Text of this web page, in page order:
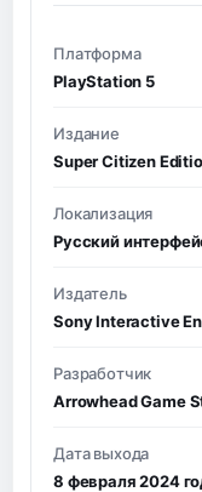
Платформа
PlayStation 5
Издание
Super Citizen
Локализация
Русский
Издатель
Sony Interactive
Разработчик
Arrowhead Game
Дата выхода
8 февраля 2024